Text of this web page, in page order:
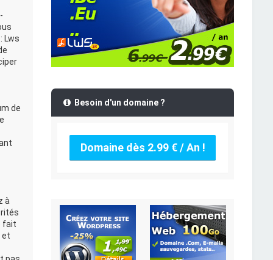
Lws
de
à
fait
et
Besoin d'un domaine ?
Domaine dès 2.99 € / An !